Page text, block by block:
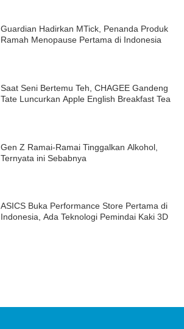
Guardian Hadirkan MTick, Penanda Produk
Ramah Menopause Pertama di Indonesia
Saat Seni Bertemu Teh, CHAGEE Gandeng
Tate Luncurkan Apple English Breakfast Tea
Gen Z Ramai-Ramai Tinggalkan Alkohol,
Ternyata ini Sebabnya
ASICS Buka Performance Store Pertama di
Indonesia, Ada Teknologi Pemindai Kaki 3D